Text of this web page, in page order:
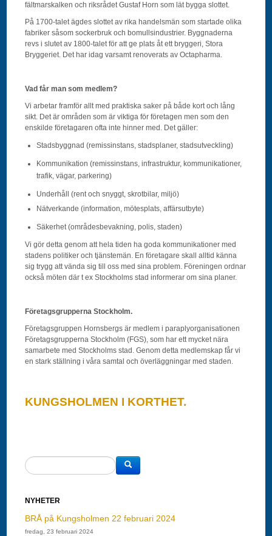
fältmarskalken och riksrådet Gustaf Horn som lät bygga slottet.
På 1700-talet ägdes slottet av rika handelsmän som startade olika
fabriker såsom sockerbruk och bomullsindustrier. Byggnaderna
revs i slutet av 1800-talet för att ge plats åt ett bryggeri, Stora
Bryggeriet. Det har idag varsamt renoverats av Octapharma.
Vad får man som medlem?
Vi arbetar framför allt med praktiska saker på både kort och lång
sikt. Det är områden som är viktiga för företagen men som den
enskilde företagaren ofta inte hinner med. Det gäller:
Stadsbyggnad (remissinstans, stadsplaner, stadsutveckling)
Kommunikation (remissinstans, infrastruktur, kommunikationer,
trafik, vägar, parkering)
Underhåll (rent och snyggt, skrotbilar, miljö)
Nätverkande (information, mötesplats, affärsutbyte)
Säkerhet (områdesbevakning, polis, staden)
Vi gör detta genom att hela tiden ha goda kommunikationer med
stadens politiker och tjänstemän. En företagare skall alltid känna
sig trygg att vända sig till oss med sina problem. Föreningen ordnar
också möten där t ex Stockholms stad informerar om sina planer.
Företagsgrupperna Stockholm.
Företagsgruppen Hornsbergs är medlem i paraplyorganisationen
Företagsgrupperna Stockholm (FGS), som har ett mycket nära
samarbete med Stockholms stad. Genom detta medlemskap får vi
en stark ställning i våra samtal och överläggningar med staden.
KUNGSHOLMEN I KORTHET.
NYHETER
BRÅ på Kungsholmen 22 februari 2024
fredag, 23 februari 2024